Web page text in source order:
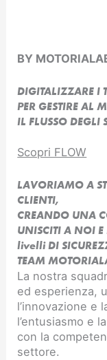
BY
DIGITALIZZARE I
PER GESTIRE AL
IL FLUSSO DEGLI
Scopri FLOW
LAVORIAMO A
CLIENTI,
CREANDO UNA
UNISCITI A NOI
livelli DI
TEAM
La nostra
ed esperienza,
l’innovazione e
l’entusiasmo e
con la
settore.